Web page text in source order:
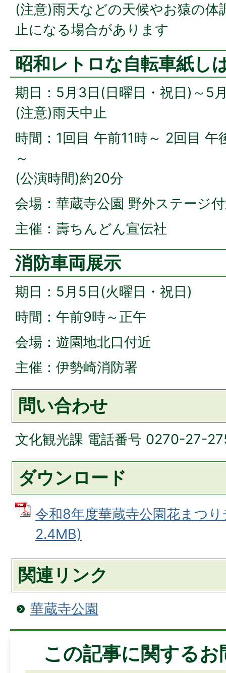
(注意)雨天などの天候やお猿の体
止になる場合があります
昭和レトロな自転車紙し
期日：5月3日(日曜日・祝日)～5
(注意)雨天中止
時間：1回目 午前11時～ 2回目
～
(公演時間)約20分
会場：華蔵寺公園 野外ステージ
主催：壽ちんどん宣伝社
消防車両展示
期日：5月5日(火曜日・祝日)
時間：午前9時～正午
会場：遊園地北口付近
主催：伊勢崎消防署
問い合わせ
文化観光課 電話番号 0270-27-
ダウンロード
令和8年度華蔵寺公園花まつ
2.4MB)
関連リンク
華蔵寺公園
この記事に関する